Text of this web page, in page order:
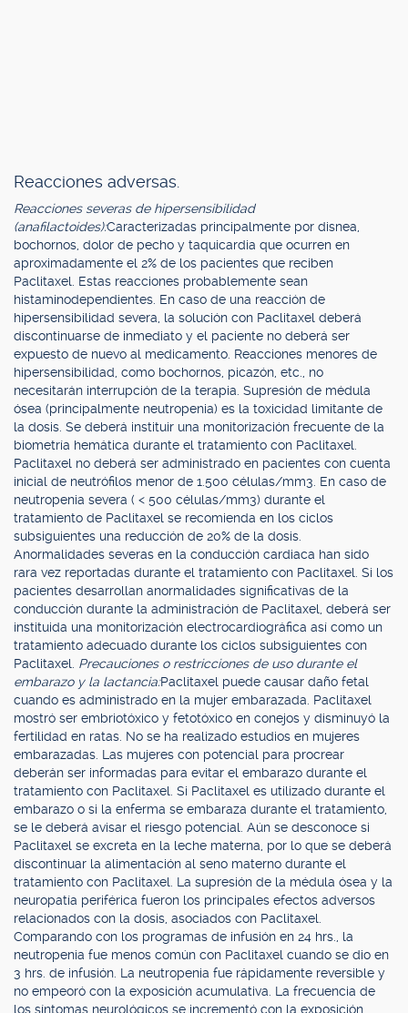
Reacciones adversas.
Reacciones severas de hipersensibilidad
(anafilactoides):Caracterizadas principalmente por disnea,
bochornos, dolor de pecho y taquicardia que ocurren en
aproximadamente el 2% de los pacientes que reciben
Paclitaxel. Estas reacciones probablemente sean
histaminodependientes. En caso de una reacción de
hipersensibilidad severa, la solución con Paclitaxel deberá
discontinuarse de inmediato y el paciente no deberá ser
expuesto de nuevo al medicamento. Reacciones menores de
hipersensibilidad, como bochornos, picazón, etc., no
necesitarán interrupción de la terapia. Supresión de médula
ósea (principalmente neutropenia) es la toxicidad limitante de
la dosis. Se deberá instituir una monitorización frecuente de la
biometría hemática durante el tratamiento con Paclitaxel.
Paclitaxel no deberá ser administrado en pacientes con cuenta
inicial de neutrófilos menor de 1.500 células/mm3. En caso de
neutropenia severa ( < 500 células/mm3) durante el
tratamiento de Paclitaxel se recomienda en los ciclos
subsiguientes una reducción de 20% de la dosis.
Anormalidades severas en la conducción cardiaca han sido
rara vez reportadas durante el tratamiento con Paclitaxel. Si los
pacientes desarrollan anormalidades significativas de la
conducción durante la administración de Paclitaxel, deberá ser
instituida una monitorización electrocardiográfica así como un
tratamiento adecuado durante los ciclos subsiguientes con
Paclitaxel. Precauciones o restricciones de uso durante el
embarazo y la lactancia:Paclitaxel puede causar daño fetal
cuando es administrado en la mujer embarazada. Paclitaxel
mostró ser embriotóxico y fetotóxico en conejos y disminuyó la
fertilidad en ratas. No se ha realizado estudios en mujeres
embarazadas. Las mujeres con potencial para procrear
deberán ser informadas para evitar el embarazo durante el
tratamiento con Paclitaxel. Si Paclitaxel es utilizado durante el
embarazo o si la enferma se embaraza durante el tratamiento,
se le deberá avisar el riesgo potencial. Aún se desconoce si
Paclitaxel se excreta en la leche materna, por lo que se deberá
discontinuar la alimentación al seno materno durante el
tratamiento con Paclitaxel. La supresión de la médula ósea y la
neuropatía periférica fueron los principales efectos adversos
relacionados con la dosis, asociados con Paclitaxel.
Comparando con los programas de infusión en 24 hrs., la
neutropenia fue menos común con Paclitaxel cuando se dio en
3 hrs. de infusión. La neutropenia fue rápidamente reversible y
no empeoró con la exposición acumulativa. La frecuencia de
los síntomas neurológicos se incrementó con la exposición